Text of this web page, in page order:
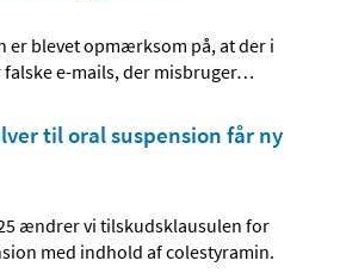
er blevet opmærksom på, at der i
e-mails, der misbruger…
til oral suspension får ny
ændrer vi tilskudsklausulen for
med indhold af colestyramin.